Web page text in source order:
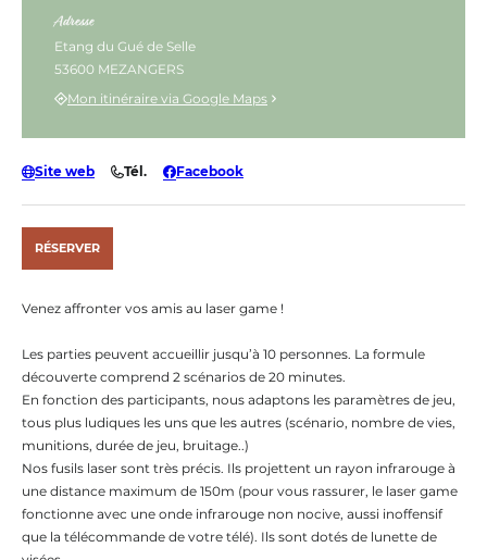
Venez affronter vos amis au laser game !
Les parties peuvent accueillir jusqu’à 10 personnes. La formule
découverte comprend 2 scénarios de 20 minutes.
En fonction des participants, nous adaptons les paramètres de jeu,
tous plus ludiques les uns que les autres (scénario, nombre de vies,
munitions, durée de jeu, bruitage..)
Nos fusils laser sont très précis. Ils projettent un rayon infrarouge à
une distance maximum de 150m (pour vous rassurer, le laser game
fonctionne avec une onde infrarouge non nocive, aussi inoffensif
que la télécommande de votre télé). Ils sont dotés de lunette de
Adresse
Etang du Gué de Selle
53600 MEZANGERS
Mon itinéraire via Google Maps
Site web Tél. Facebook
RÉSERVER